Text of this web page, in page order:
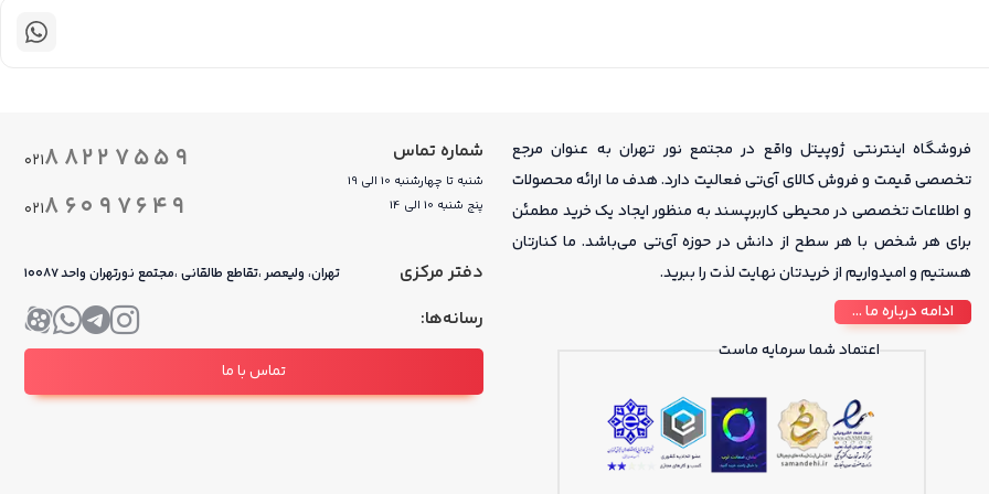
DWR-M921 از فایروال های دوگانه فعال (SPI و NAT) برای جلوگیری از حملات احتمالی در سراسر بستر اینترنت استفاده می کند. پروتکل های رمزگذاری استاندارد WPA/WPA2 اتصال شبکه بی سیم شما را ایمن نگه
می دارد و از ترافیک جابه جا شده درون شبکه شما محافظت می کند. این دستگاه همچنین این امکان را برای شما فراهم می کند تا اتصال 3G/4G خود را بدون هیچ گونه نگرانی از دسترسی کاربران غیرمجاز به
فروشگاه اینترنتی ژوپیتل واقع در مجتمع نور تهران به عنوان مرجع
تخصصی قیمت و فروش کالای آی‌تی فعالیت دارد. هدف ما ارائه محصولات
و اطلاعات تخصصی در محیطی کاربرپسند به منظور ایجاد یک خرید مطمئن
برای هر شخص با هر سطح از دانش در حوزه آی‌تی می‌باشد. ما کنارتان
هستیم و امیدواریم از خریدتان نهایت لذت را ببرید.
ادامه درباره ما ...
اعتماد شما سرمایه ماست
شماره تماس
شنبه تا چهارشنبه 10 الی 19
پنج شنبه 10 الی 14
۰۲۱۸۸۲۲۷۵۵۹
۰۲۱۸۶۰۹۷۶۴۹
دفتر مرکزی تهران، ولیعصر ،تقاطع طالقانی ،مجتمع نورتهران واحد ۱۰۰۸۷
رسانه‌ها:
تماس با ما